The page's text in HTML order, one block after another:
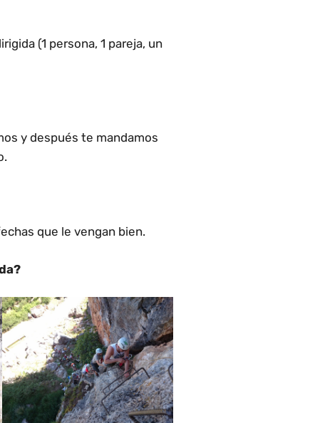
(1 persona, 1 pareja, un
y después te mandamos
que le vengan bien.